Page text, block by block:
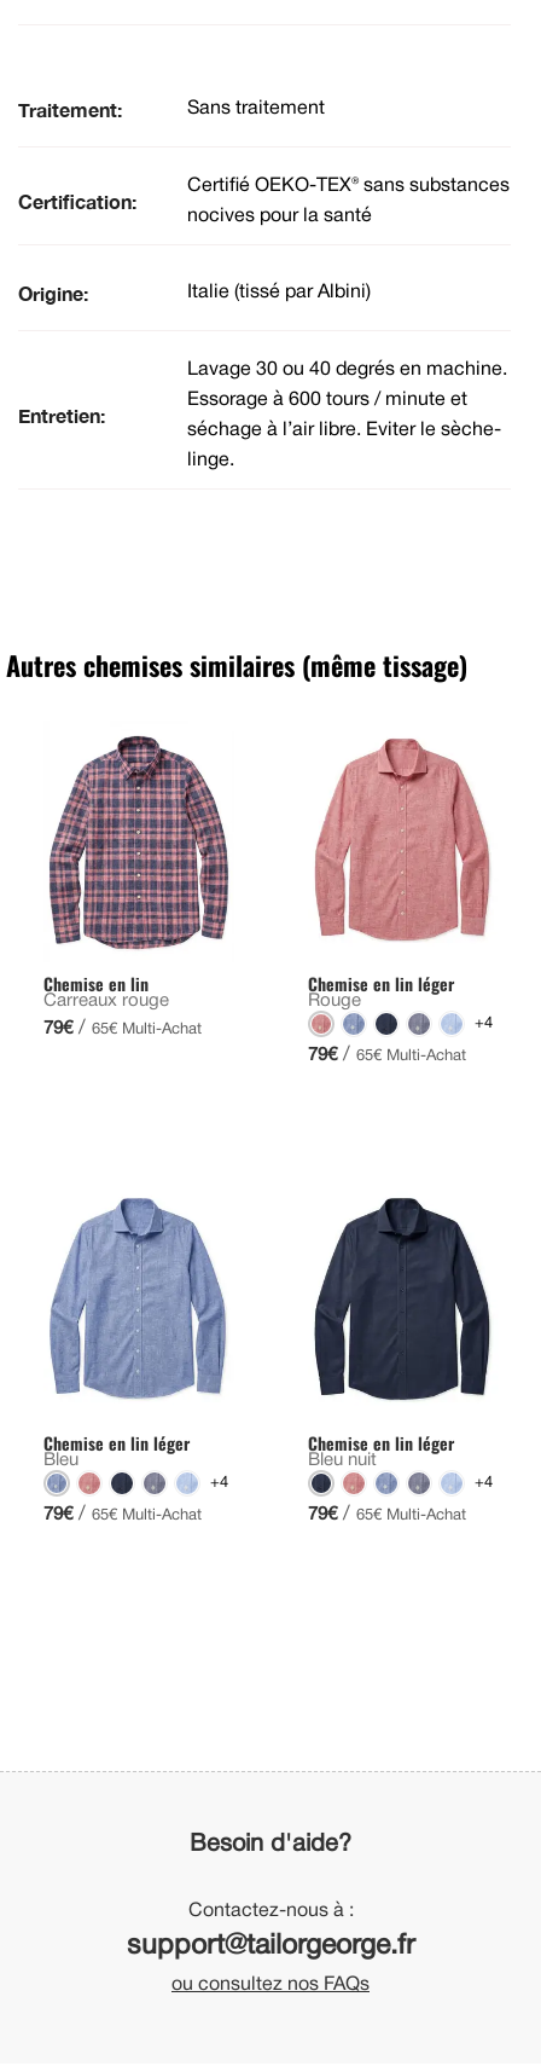
Traitement: Sans traitement
Certification:
Certifié OEKO-TEX® sans substances
nocives pour la santé
Origine: Italie (tissé par Albini)
Entretien:
Lavage 30 ou 40 degrés en machine.
Essorage à 600 tours / minute et
séchage à l’air libre. Eviter le sèche-
linge.
Autres chemises similaires (même tissage)
Chemise en lin
Carreaux rouge
79€ / 65€ Multi-Achat
Chemise en lin léger
Rouge
+4
79€ / 65€ Multi-Achat
Chemise en lin léger
Bleu
+4
79€ / 65€ Multi-Achat
Chemise en lin léger
Bleu nuit
+4
79€ / 65€ Multi-Achat
Besoin d'aide?
Contactez-nous à :
support@tailorgeorge.fr
ou consultez nos FAQs